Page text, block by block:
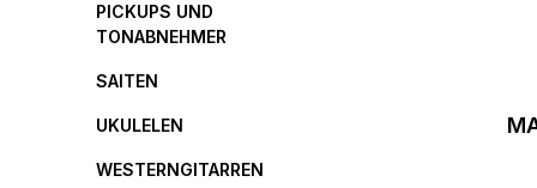
PICKUPS UND
TONABNEHMER
SAITEN
UKULELEN
WESTERNGITARREN